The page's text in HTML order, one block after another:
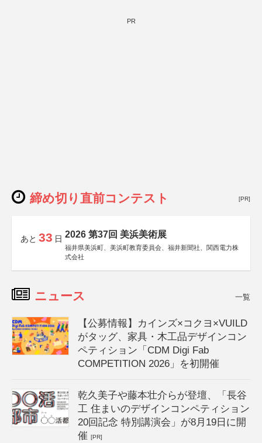
PR
締め切り直前コンテスト [PR]
あと 33 日 2026 第37回 美浜美術展
福井県美浜町、美浜町教育委員会、福井新聞社、関西電力株
式会社
ニュース 一覧
【公募情報】カインズ×コクヨ×VUILD
がタッグ、家具・木工品デザインコン
ペティション「CDM Digi Fab
COMPETITION 2026」を初開催
乾久美子や藤本壮介らが登壇、「長谷
工 住まいのデザインコンペティション
20回記念 特別講演会」が8月19日に開
催[PR]